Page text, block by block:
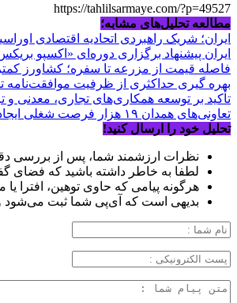
https://tahlilsarmaye.com/?p=49527
مطالعه تحلیل‌های مشابه؛
ایران؛ شریک راهبردی اتحادیه اقتصادی
ایران پیشنهاد برگزاری دوره‌ای «اکسپو
فاصله قیمت از مزرعه تا سفره؛ کشاورز
بهره گیری حداکثری از ظرفیت موافقت‌نامه
تأکید بر توسعه همکاری‌های تجاری، معدنی و
تعاونی‌های همدان ۱۹ هزار فرصت شغلی ایجاد کرده‌اند
تحلیل خود را ارسال کنید!
نظرات ارزشمند شما، پس از بررسی
لطفا به خاطر داشته باشید که فضای
هرگونه پیامی که حاوی توهین، افترا
بدیهی است که آی‌پی شما ثبت می‌شود